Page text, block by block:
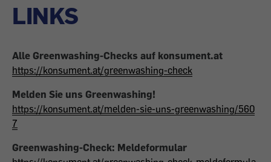
LINKS
Alle Greenwashing-Checks auf konsument.at
https://konsument.at/greenwashing-check
Melden Sie uns Greenwashing!
https://konsument.at/melden-sie-uns-greenwashing/560
7
Greenwashing-Check: Meldeformular